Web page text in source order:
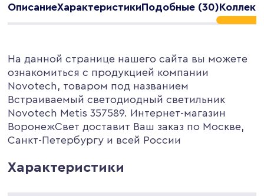
ОписаниеХарактеристикиПодобные (30)
На данной странице нашего сайта вы можете
ознакомиться с продукцией компании
Novotech, товаром под названием
Встраиваемый светодиодный светильник
Novotech Metis 357589. Интернет-магазин
ВоронежСвет доставит Ваш заказ по Москве,
Санкт-Петербургу и всей России
Характеристики